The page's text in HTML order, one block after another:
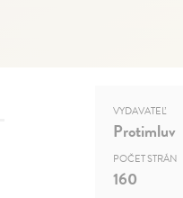
VYDAVATEĽ
Protimluv
POČET STRÁN
160